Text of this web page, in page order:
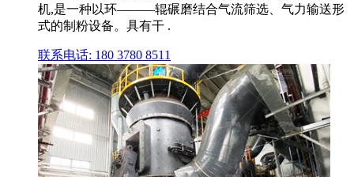
机,是一种以环―――辊碾磨结合气流筛选、气力输送形
式的制粉设备。具有干 .
联系电话: 180 3780 8511